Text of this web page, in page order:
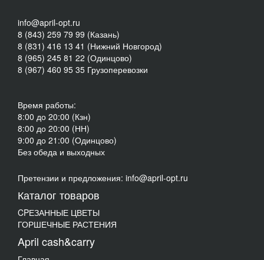
info@april-opt.ru
8 (843) 259 79 99 (Казань)
8 (831) 416 13 41 (Нижний Новгород)
8 (965) 245 81 22 (Одинцово)
8 (967) 460 95 35 Грузоперевозки
Время работы:
8:00 до 20:00 (Кзн)
8:00 до 20:00 (НН)
9:00 до 21:00 (Одинцово)
Без обеда и выходных
Претензии и предложения: info@april-opt.ru
Каталог товаров
CPЕЗАННЫЕ ЦВЕТЫ
ГОРШЕЧНЫЕ РАСТЕНИЯ
April cash&carry